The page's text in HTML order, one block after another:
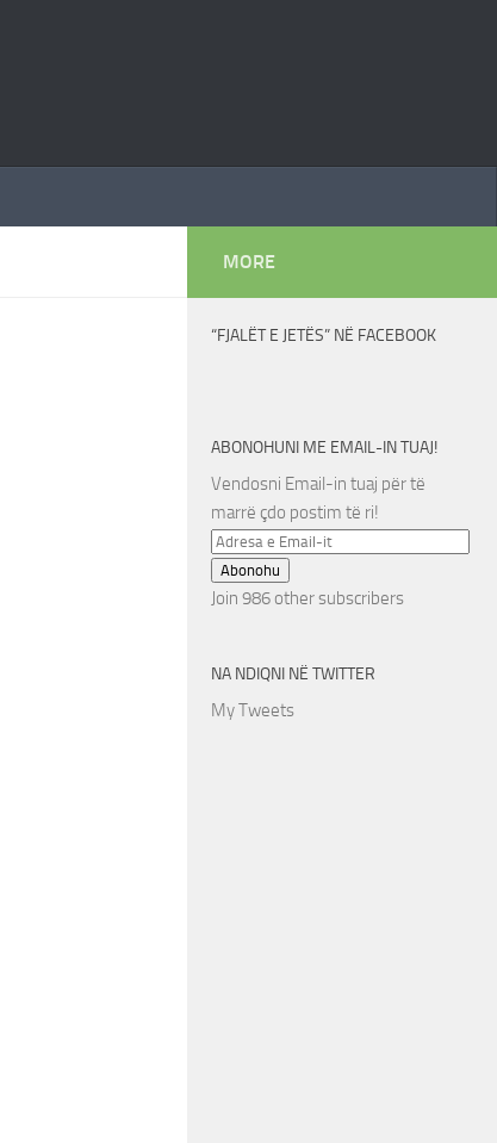
MORE
“FJALËT E JETËS” NË FACEBOOK
ABONOHUNI ME EMAIL-IN TUAJ!
Vendosni Email-in tuaj për të
marrë çdo postim të ri!
Adresa
e
Email-
Abonohu
Join 986 other subscribers
NA NDIQNI NË TWITTER
My Tweets